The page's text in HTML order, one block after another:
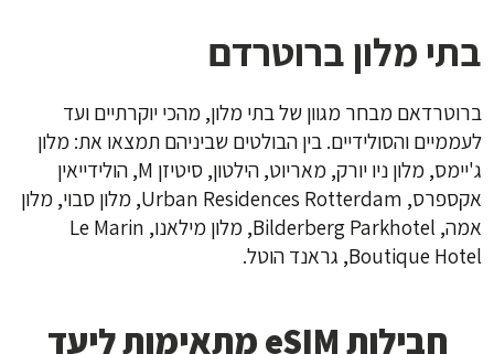
בתי מלון ברוטרדם
ברוטרדאם מבחר מגוון של בתי מלון, מהכי יוקרתיים ועד
לעממיים והסולידיים. בין הבולטים שביניהם תמצאו את: מלון
ג'יימס, מלון ניו יורק, מאריוט, הילטון, סיטיזן M, הולידייאין
אקספרס, Urban Residences Rotterdam, מלון סבוי, מלון
אמה, Bilderberg Parkhotel, מלון מילאנו, Le Marin
Boutique Hotel, גראנד הוטל.
חבילות eSIM מתאימות ליעד